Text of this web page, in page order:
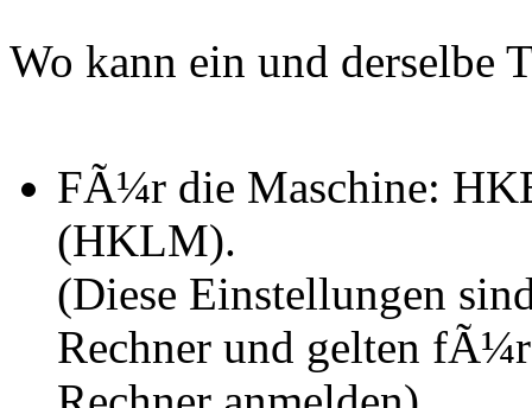
Wo kann ein und derselbe
FÃ¼r die Maschine:
(HKLM).
(Diese Einstellungen
Rechner und gelten